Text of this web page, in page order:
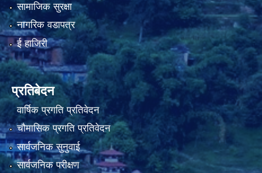
सामाजिक सुरक्षा
नागरिक वडापत्र
ई हाजिरी
प्रतिबेदन
वार्षिक प्रगति प्रतिवेदन
चौमासिक प्रगति प्रतिवेदन
सार्वजनिक सुनुवाई
सार्वजनिक परीक्षण